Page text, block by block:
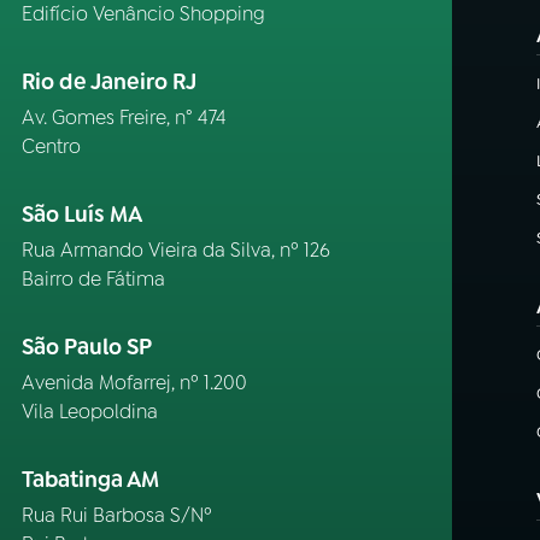
Edifício Venâncio Shopping
Rio de Janeiro RJ
Av. Gomes Freire, n° 474
Centro
São Luís MA
Rua Armando Vieira da Silva, nº 126
Bairro de Fátima
São Paulo SP
Avenida Mofarrej, nº 1.200
Vila Leopoldina
Tabatinga AM
Rua Rui Barbosa S/Nº